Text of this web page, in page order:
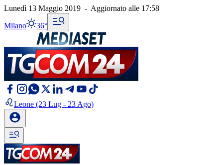
Lunedì 13 Maggio 2019 - Aggiornato alle 17:58
Milano 36°
Leone (23 Lug - 23 Ago)